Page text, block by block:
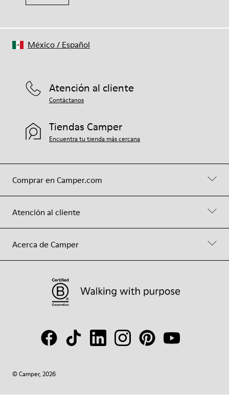
Comprar en Camper.com
Atención al cliente
Acerca de Camper
Atención al cliente
Contáctanos
Tiendas Camper
Encuentra tu tienda más cercana
© Camper, 2026
México/ Español